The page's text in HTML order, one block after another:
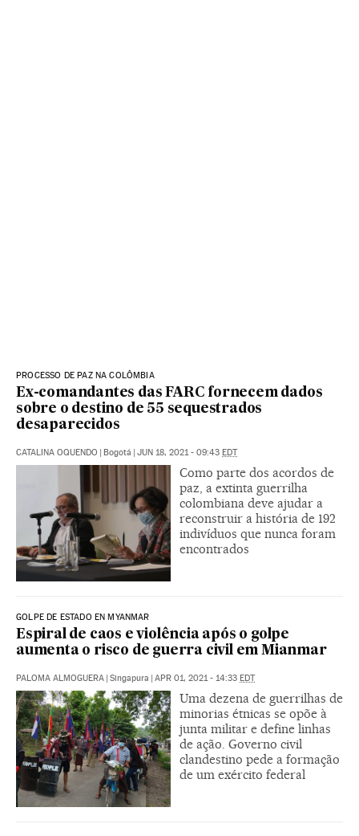
PROCESSO DE PAZ NA COLÔMBIA
Ex-comandantes das FARC fornecem dados
sobre o destino de 55 sequestrados
desaparecidos
CATALINA OQUENDO | Bogotá | JUN 18, 2021 - 09:43 EDT
Como parte dos acordos de
paz, a extinta guerrilha
colombiana deve ajudar a
reconstruir a história de 192
indivíduos que nunca foram
encontrados
GOLPE DE ESTADO EN MYANMAR
Espiral de caos e violência após o golpe
aumenta o risco de guerra civil em Mianmar
PALOMA ALMOGUERA | Singapura | APR 01, 2021 - 14:33 EDT
Uma dezena de guerrilhas de
minorias étnicas se opõe à
junta militar e define linhas
de ação. Governo civil
clandestino pede a formação
de um exército federal